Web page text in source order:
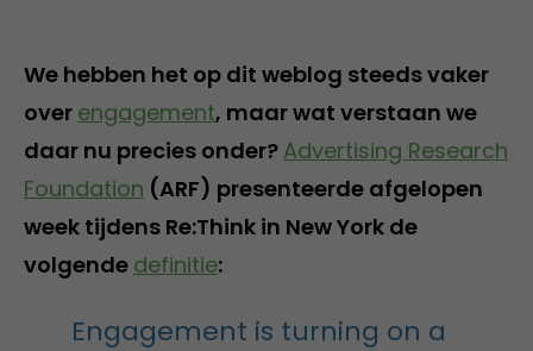
We hebben het op dit weblog steeds vaker
over engagement, maar wat verstaan we
daar nu precies onder? Advertising Research
Foundation (ARF) presenteerde afgelopen
week tijdens Re:Think in New York de
volgende definitie:
Engagement is turning on a